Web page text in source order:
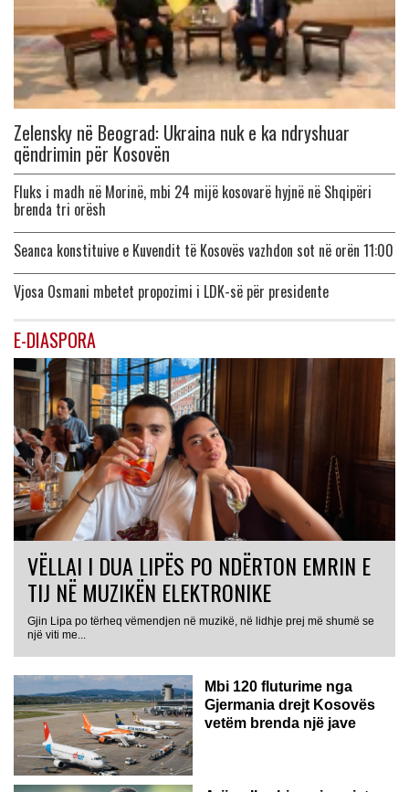
Zelensky në Beograd: Ukraina nuk e ka ndryshuar
qëndrimin për Kosovën
Fluks i madh në Morinë, mbi 24 mijë kosovarë hyjnë në Shqipëri
brenda tri orësh
Seanca konstituive e Kuvendit të Kosovës vazhdon sot në orën 11:00
Vjosa Osmani mbetet propozimi i LDK-së për presidente
E-DIASPORA
VËLLAI I DUA LIPËS PO NDËRTON EMRIN E
TIJ NË MUZIKËN ELEKTRONIKE
Gjin Lipa po tërheq vëmendjen në muzikë, në lidhje prej më shumë se
një viti me...
GJERMANI
Mbi 120 fluturime nga
Gjermania drejt Kosovës
vetëm brenda një jave